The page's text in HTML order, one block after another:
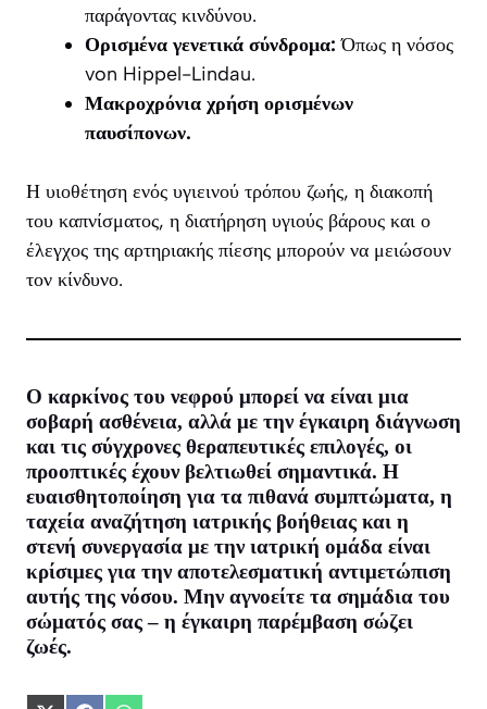
παράγοντας κινδύνου.
Ορισμένα γενετικά σύνδρομα: Όπως η νόσος
von Hippel-Lindau.
Μακροχρόνια χρήση ορισμένων
παυσίπονων.
Η υιοθέτηση ενός υγιεινού τρόπου ζωής, η διακοπή
του καπνίσματος, η διατήρηση υγιούς βάρους και ο
έλεγχος της αρτηριακής πίεσης μπορούν να μειώσουν
τον κίνδυνο.
Ο καρκίνος του νεφρού μπορεί να είναι μια
σοβαρή ασθένεια, αλλά με τηνέγκαιρη διάγνωση
και τις σύγχρονες θεραπευτικές επιλογές, οι
προοπτικές έχουν βελτιωθεί σημαντικά. Η
ευαισθητοποίηση για τα πιθανά συμπτώματα, η
ταχεία αναζήτηση ιατρικής βοήθειας και η
στενή συνεργασία με την ιατρική ομάδα είναι
κρίσιμες για την αποτελεσματική αντιμετώπιση
αυτής της νόσου. Μην αγνοείτε τα σημάδια του
σώματός σας – η έγκαιρη παρέμβαση σώζει
ζωές.